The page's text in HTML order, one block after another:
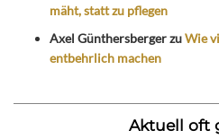
mäht, statt zu pflegen
Axel GünthersbergerzuWie
entbehrlich machen
Aktuell oft